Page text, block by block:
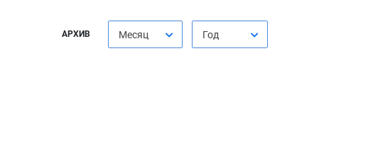
АРХИВ Месяц Год